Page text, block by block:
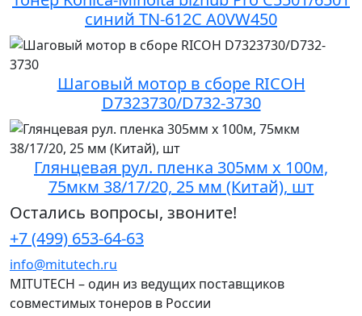
синий TN-612C A0VW450
Шаговый мотор в сборе RICOH
D7323730/D732-3730
Глянцевая рул. пленка 305мм х 100м,
75мкм 38/17/20, 25 мм (Китай), шт
Остались вопросы, звоните!
+7 (499) 653-64-63
info@mitutech.ru
MITUTECH – один из ведущих поставщиков
совместимых тонеров в России